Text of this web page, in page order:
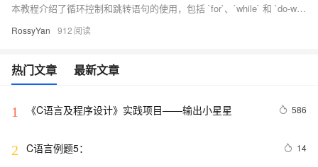
本教程介绍了循环控制和跳转语句的使用，包括 `for`、`while` 和 `do-while` 循环，以及 `break` 和 `continue` 语句。通过示例代码详细讲解了这些语句的应用场景，并展示了如何使用循环嵌套解决复杂问题，如计算最大公因数和模拟游戏关卡选择。最后，通过鸡兔同笼问题演示了穷举法编程的实际应用。文中还提供了编程要求、测试说明及通关代码，帮助读者掌握相关知识并完成任务。 任务描述：根据给定条件，编写程序计算鸡和兔的数量。鸡有1个头2只脚，兔子有1个头4只脚。
RossyYan 912
热门文章 最新文章
1 《C语言及程序设计》实践项目——输出小星星 586
2 C语言例题5： 14